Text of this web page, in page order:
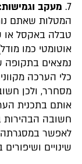
7. מעקב וגמישות:
המטלות שאתם
טבלה באקסל או
אוטומטי כמו
נמצאים בתקופה
כלי הערכה
מסחרר, ולכן
אותם בתכנית
חשובה הבהירות
לאפשר
שינויים